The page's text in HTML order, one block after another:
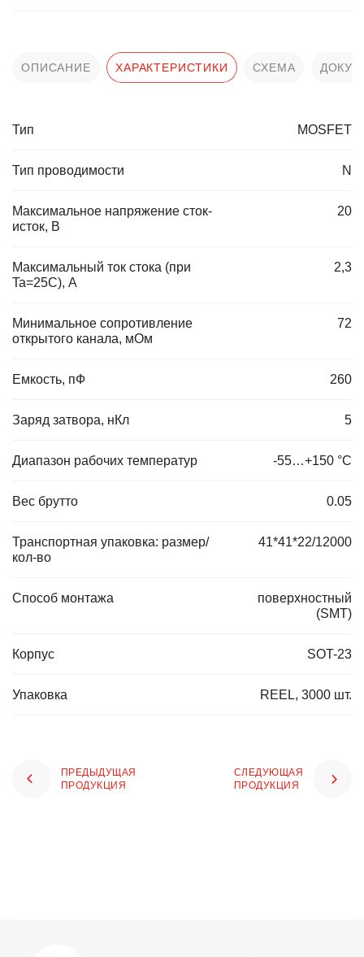
ОПИСАНИЕ ХАРАКТЕРИСТИКИ СХЕМА
Тип MOSFET
Тип проводимости N
Максимальное напряжение сток-
исток, В
20
Максимальный ток стока (при
Ta=25C), А
2,3
Минимальное сопротивление
открытого канала, мОм
72
Емкость, пФ 260
Заряд затвора, нКл 5
Диапазон рабочих температур -55…+150 °С
Вес брутто 0.05
Транспортная упаковка: размер/
кол-во
41*41*22/12000
Способ монтажа
поверхностный
(SMT)
Корпус SOT-23
Упаковка REEL, 3000 шт.
ПРЕДЫДУЩАЯ
ПРОДУКЦИЯ
СЛЕДУЮЩАЯ
ПРОДУКЦИЯ